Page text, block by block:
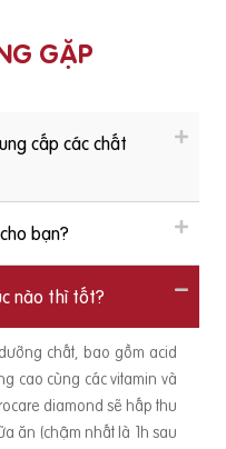
GẶP
cấp các chất
bạn?
nào thì tốt?
chất, bao gồm acid
cao cùng các vitamin và
diamond sẽ hấp thu
ăn (chậm nhất là 1h sau